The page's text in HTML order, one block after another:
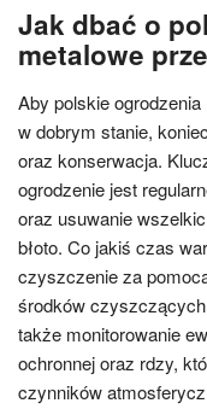
Jak dbać o
metalowe
Aby polskie
w dobrym stanie,
oraz konserwacja.
ogrodzenie jest
oraz usuwanie
błoto. Co jakiś czas
czyszczenie za
środków
także monitorowanie
ochronnej oraz rdzy,
czynników